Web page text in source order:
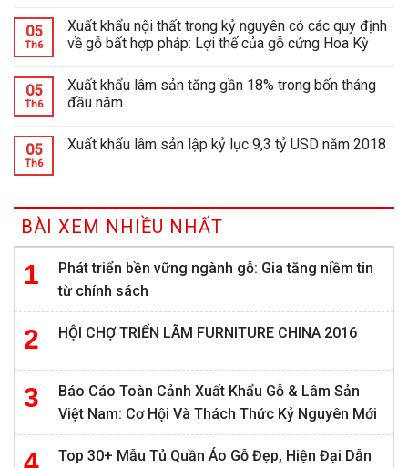
05
Th6
Xuất khẩu nội thất trong kỷ nguyên có các quy định
về gỗ bất hợp pháp: Lợi thế của gỗ cứng Hoa Kỳ
05
Th6
Xuất khẩu lâm sản tăng gần 18% trong bốn tháng
đầu năm
05
Th6
Xuất khẩu lâm sản lập kỷ lục 9,3 tỷ USD năm 2018
BÀI XEM NHIỀU NHẤT
Phát triển bền vững ngành gỗ: Gia tăng niềm tin
từ chính sách
HỘI CHỢ TRIỂN LÃM FURNITURE CHINA 2016
Báo Cáo Toàn Cảnh Xuất Khẩu Gỗ & Lâm Sản
Việt Nam: Cơ Hội Và Thách Thức Kỷ Nguyên Mới
Top 30+ Mẫu Tủ Quần Áo Gỗ Đẹp, Hiện Đại Dẫn